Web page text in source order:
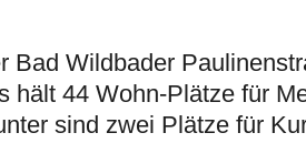
Bad Wildbader
hält 44 Wohn-Plätze für
sind zwei Plätze für